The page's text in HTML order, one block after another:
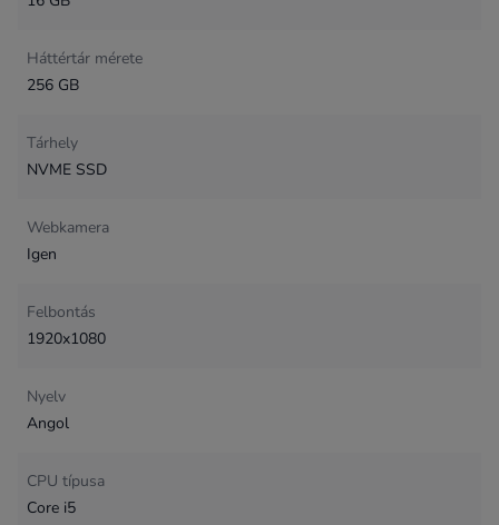
Háttértár mérete
256 GB
Tárhely
NVME SSD
Webkamera
Igen
Felbontás
1920x1080
Nyelv
Angol
CPU típusa
Core i5